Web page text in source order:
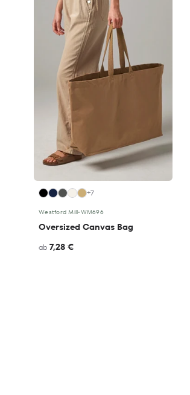
+7
Westford Mill•WM696
Oversized Canvas Bag
ab 7,28 €